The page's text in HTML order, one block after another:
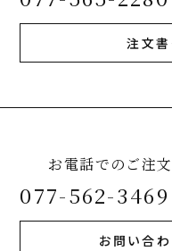
注文
お電話でのご注文
077-562-3469
お問い合